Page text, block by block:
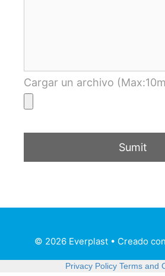
Cargar un archivo
© 2026 Everplast• Creado con
Privacy Policy Terms and